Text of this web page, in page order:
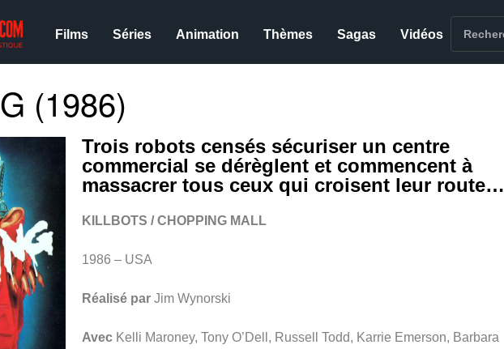
Films Séries Animation Thèmes Sagas Vidéos
(1986)
Trois robots censés sécuriser un centre
commercial se dérèglent et commencent à
massacrer tous ceux qui croisent leur route…
KILLBOTS / CHOPPING MALL
1986 – USA
Réalisé par Jim Wynorski
Avec Kelli Maroney, Tony O’Dell, Russell Todd, Karrie Emerson, Barbara